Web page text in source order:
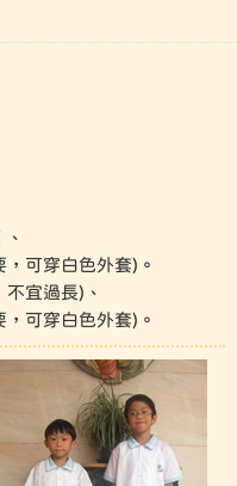
穿白色外套)。
宜過長)、
穿白色外套)。